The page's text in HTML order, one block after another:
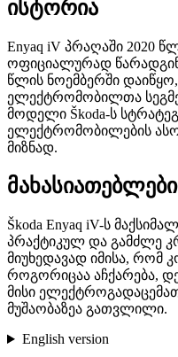
ისტორია
Enyaq iV პრაღაში 2020
ოფიციალურად
წლის ნოემბერში
ელექტრომობილთა
მოდელი Škoda-ს
ელექტრომობილების
მიზნად.
მახასიათებლები
Škoda Enyaq iV-ს
პრაქტიკულ და გამძლე
მიუხედავად იმისა, რომ
როგორიცაა აჩქარება,
მისი
მუშაობაზეა გათვლილი.
English version